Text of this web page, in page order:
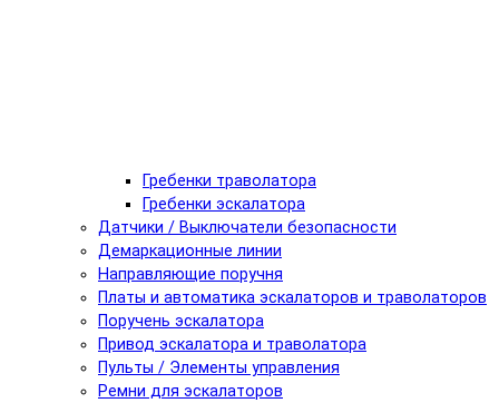
Гребенки траволатора
Гребенки эскалатора
Датчики / Выключатели безопасности
Демаркационные линии
Направляющие поручня
Платы и автоматика эскалаторов и траволаторов
Поручень эскалатора
Привод эскалатора и траволатора
Пульты / Элементы управления
Ремни для эскалаторов